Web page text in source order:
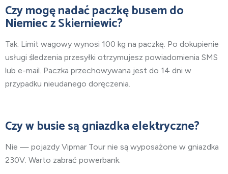
Czy mogę nadać paczkę busem do
Niemiec z Skierniewic?
Tak. Limit wagowy wynosi 100 kg na paczkę. Po dokupienie
usługi śledzenia przesyłki otrzymujesz powiadomienia SMS
lub e-mail. Paczka przechowywana jest do 14 dni w
przypadku nieudanego doręczenia.
Czy w busie są gniazdka elektryczne?
Nie — pojazdy Vipmar Tour nie są wyposażone w gniazdka
230V. Warto zabrać powerbank.